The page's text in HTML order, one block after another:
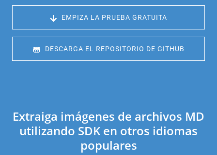
EMPIZA LA PRUEBA GRATUITA
DESCARGA EL REPOSITORIO DE GITHUB
Extraiga imágenes de archivos MD
utilizando SDK en otros idiomas
populares